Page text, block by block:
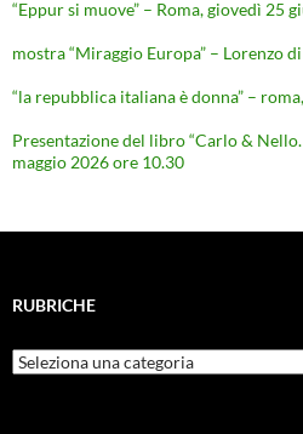
“Eppur si muove” – Roma, giovedì 25
mostra “Miraggio Europa” – Lorenzo
“la repubblica italiana è donna” –
Presentazione del libro “Carlo &
maggio 2026 ore 10.30
RUBRICHE
Rubriche